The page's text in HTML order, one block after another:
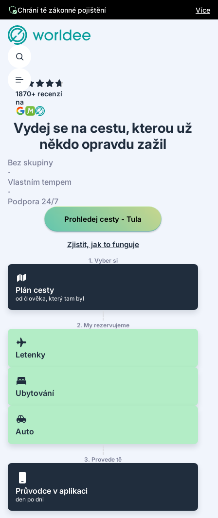
Jsme česká firma Více
1870+ recenzí
na
Vydej se na cestu, kterou už
někdo opravdu zažil
Bez skupiny
·
Vlastním tempem
·
Podpora 24/7
Prohledej cesty - Tula
Zjistit, jak to funguje
1. Vyber si
Plán cesty
od člověka, který tam byl
2. My rezervujeme
Letenky
Ubytování
Auto
3. Provede tě
Průvodce v aplikaci
den po dni